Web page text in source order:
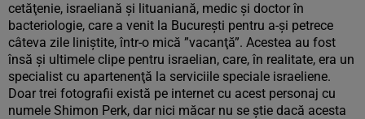
cetăţenie, israeliană şi lituaniană, medic şi doctor în
bacteriologie, care a venit la Bucureşti pentru a-şi petrece
câteva zile liniştite, într-o mică ”vacanţă”. Acestea au fost
însă şi ultimele clipe pentru israelian, care, în realitate, era un
specialist cu apartenenţă la serviciile speciale israeliene.
Doar trei fotografii există pe internet cu acest personaj cu
numele Shimon Perk, dar nici măcar nu se ştie dacă acesta